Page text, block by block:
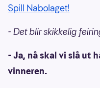
Spill Nabolaget!
- Det blir skikkelig
- Ja, nå skal vi slå ut
vinneren.